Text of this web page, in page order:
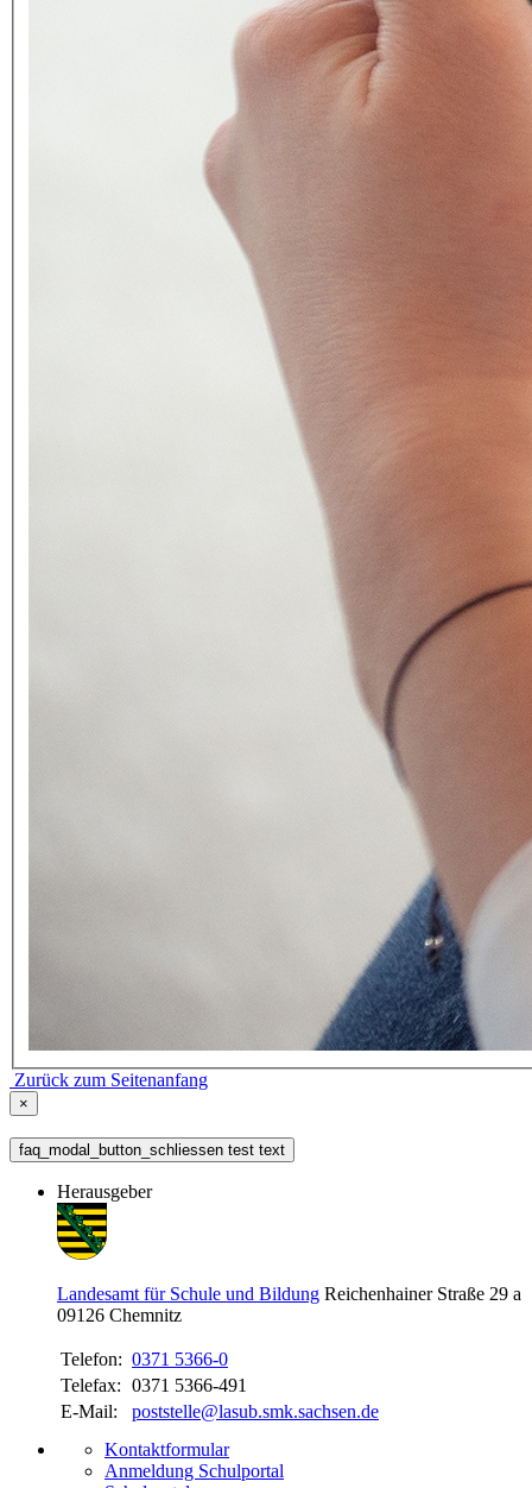
Zurück zum Seitenanfang
×
faq_modal_button_schliessen test text
Herausgeber
Landesamt für Schule und Bildung Reichenhainer Straße 29 a
09126 Chemnitz
Telefon: 0371 5366-0
Telefax: 0371 5366-491
E-Mail:
poststelle@lasub.smk.sachsen.de
Kontaktformular
Anmeldung Schulportal